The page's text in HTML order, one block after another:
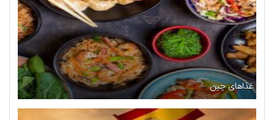
غذاهای چین